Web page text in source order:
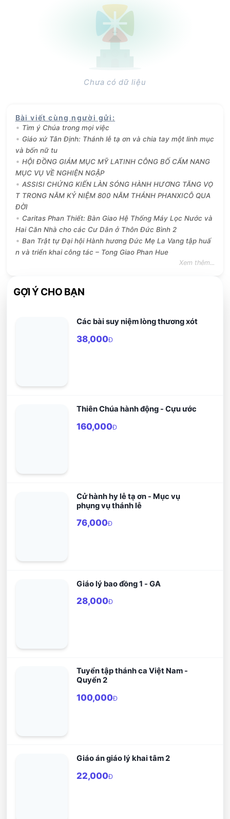
Chưa có dữ liệu
Bài viết cùng người gửi :
Tìm ý Chúa trong mọi việc
Giáo xứ Tân Định: Thánh lễ tạ ơn và chia tay một linh mục
và bốn nữ tu
HỘI ĐỒNG GIÁM MỤC MỸ LATINH CÔNG BỐ CẨM NANG
MỤC VỤ VỀ NGHIỆN NGẬP
ASSISI CHỨNG KIẾN LÀN SÓNG HÀNH HƯƠNG TĂNG VỌ
T TRONG NĂM KỶ NIỆM 800 NĂM THÁNH PHANXICÔ QUA
ĐỜI
Caritas Phan Thiết: Bàn Giao Hệ Thống Máy Lọc Nước và
Hai Căn Nhà cho các Cư Dân ở Thôn Đức Bình 2
Ban Trật tự Đại hội Hành hương Đức Mẹ La Vang tập huấ
n và triển khai công tác – Tong Giao Phan Hue
Xem thêm...
GỢI Ý CHO BẠN
Các bài suy niệm lòng thương xót
38,000Đ
Thiên Chúa hành động - Cựu ước
160,000Đ
Cử hành hy lễ tạ ơn - Mục vụ
phụng vụ thánh lễ
76,000Đ
Giáo lý bao đồng 1 - GA
28,000Đ
Tuyển tập thánh ca Việt Nam -
Quyển 2
100,000Đ
Giáo án giáo lý khai tâm 2
22,000Đ